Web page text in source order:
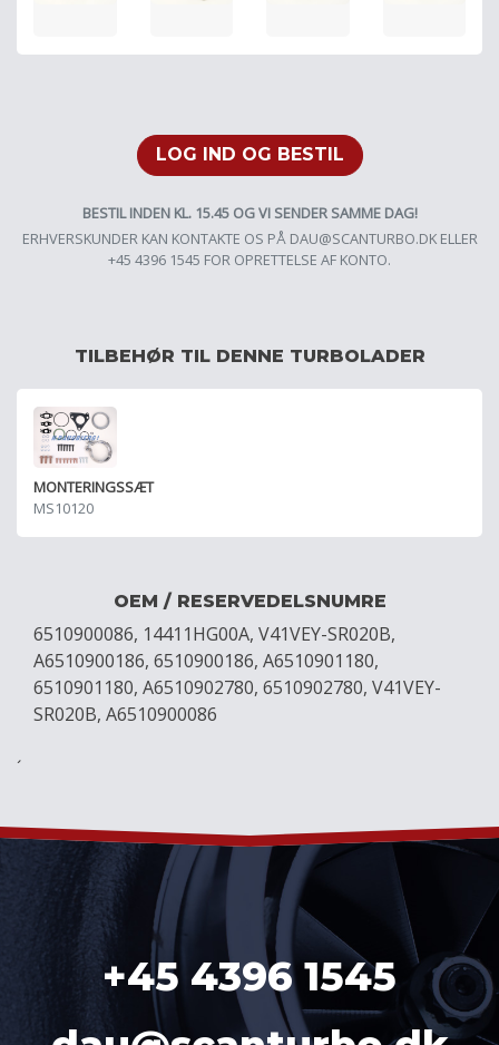
LOG IND OG BESTIL
BESTIL INDEN KL. 15.45 OG VI SENDER SAMME DAG!
ERHVERSKUNDER KAN KONTAKTE OS PÅ DAU@SCANTURBO.DKELLER
+45 4396 1545 FOR OPRETTELSE AF KONTO.
TILBEHØR TIL DENNE TURBOLADER
MONTERINGSSÆT
MS10120
OEM / RESERVEDELSNUMRE
6510900086, 14411HG00A, V41VEY-SR020B,
A6510900186, 6510900186, A6510901180,
6510901180, A6510902780, 6510902780, V41VEY-
SR020B, A6510900086
´
+45 4396 1545